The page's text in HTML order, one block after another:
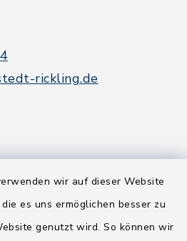
wir auf dieser Website
es uns ermöglichen besser zu
genutzt wird. So können wir
rickling.de